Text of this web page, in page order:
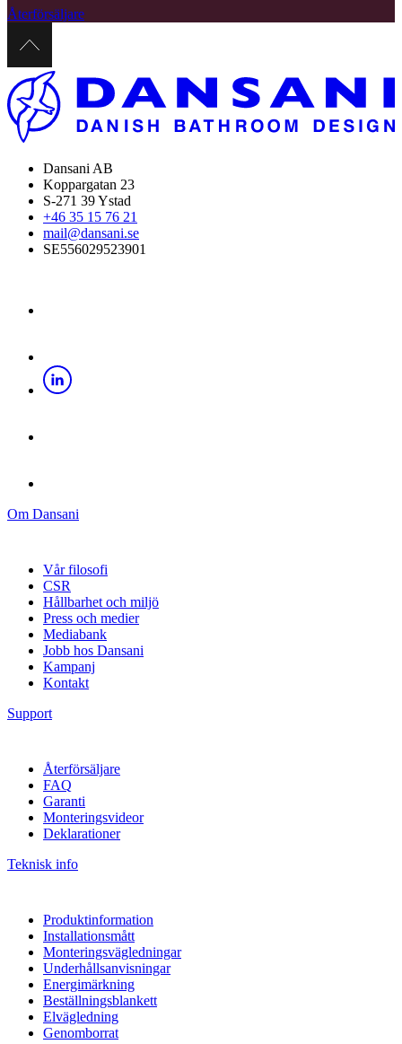
Återförsäljare
Dansani AB
Koppargatan 23
S-271 39 Ystad
+46 35 15 76 21
mail@dansani.se
SE556029523901
Om Dansani
Vår filosofi
CSR
Hållbarhet och miljö
Press och medier
Mediabank
Jobb hos Dansani
Kampanj
Kontakt
Support
Återförsäljare
FAQ
Garanti
Monteringsvideor
Deklarationer
Teknisk info
Produktinformation
Installationsmått
Monteringsvägledningar
Underhållsanvisningar
Energimärkning
Beställningsblankett
Elvägledning
Genomborrat